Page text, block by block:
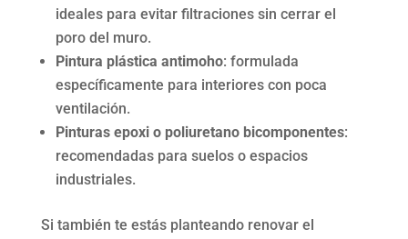
ideales para evitar filtraciones sin cerrar el
poro del muro.
Pintura plástica antimoho: formulada
específicamente para interiores con poca
ventilación.
Pinturas epoxi o poliuretano bicomponentes:
recomendadas para suelos o espacios
industriales.
Si también te estás planteando renovar el